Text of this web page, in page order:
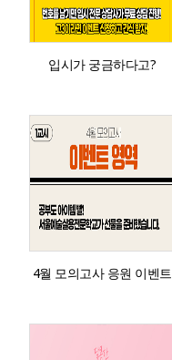
입시가 궁금하다고?
4월 모의고사 응원 이벤트